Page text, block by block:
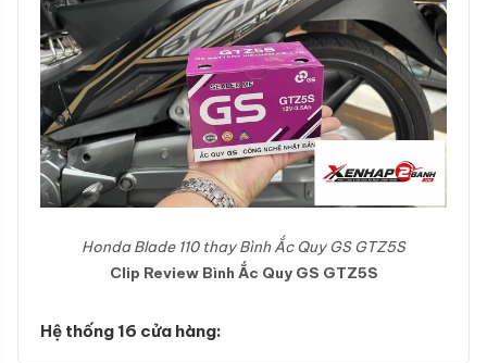
Honda Blade 110 thay Bình Ắc Quy GS GTZ5S
Clip Review Bình Ắc Quy GS GTZ5S
Hệ thống 16 cửa hàng: